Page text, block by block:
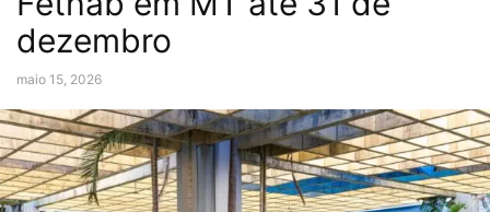
dezembro
maio 15, 2026